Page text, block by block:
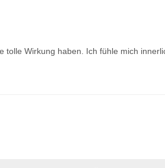
tolle Wirkung haben. Ich fühle mich